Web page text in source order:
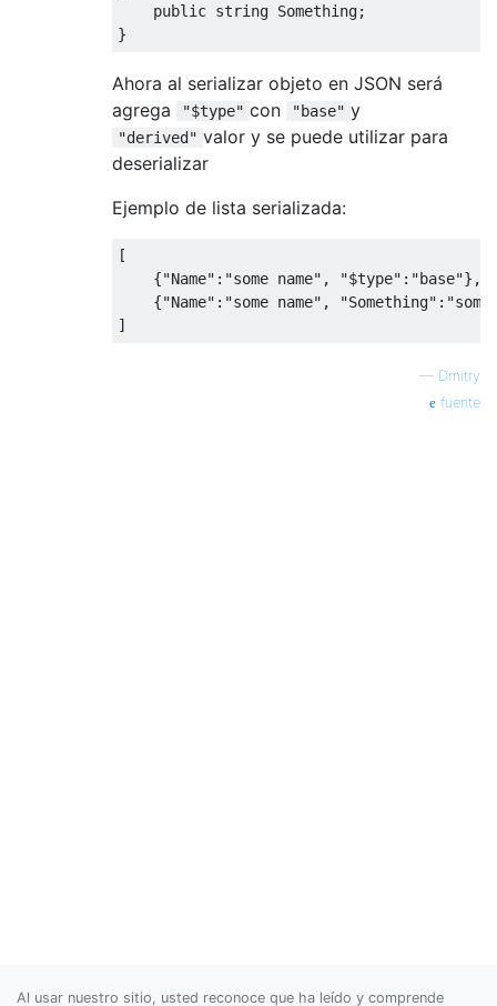
public string Something;
}
Ahora al serializar objeto en JSON será
agrega
"$type" con "base" y
"derived" valor y se puede utilizar para
deserializar
Ejemplo de lista serializada:
[
{"Name" : "some name" , "$type" : "base"},
{"Name" : "some name" , "Something" :
]
— Dmitry
fuente
Al usar nuestro sitio, usted reconoce que ha leído y comprende